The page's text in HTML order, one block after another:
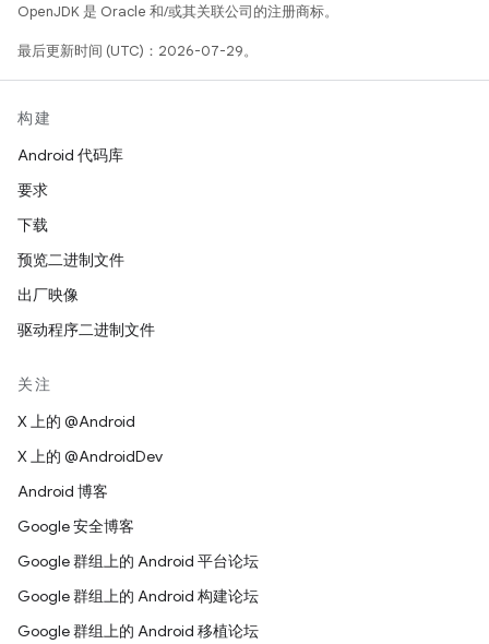
OpenJDK 是 Oracle 和/或其关联公司的注册商标。
最后更新时间 (UTC)：2026-07-29。
构建
Android 代码库
要求
下载
预览二进制文件
出厂映像
驱动程序二进制文件
关注
X 上的 @Android
X 上的 @AndroidDev
Android 博客
Google 安全博客
Google 群组上的 Android 平台论坛
Google 群组上的 Android 构建论坛
Google 群组上的 Android 移植论坛